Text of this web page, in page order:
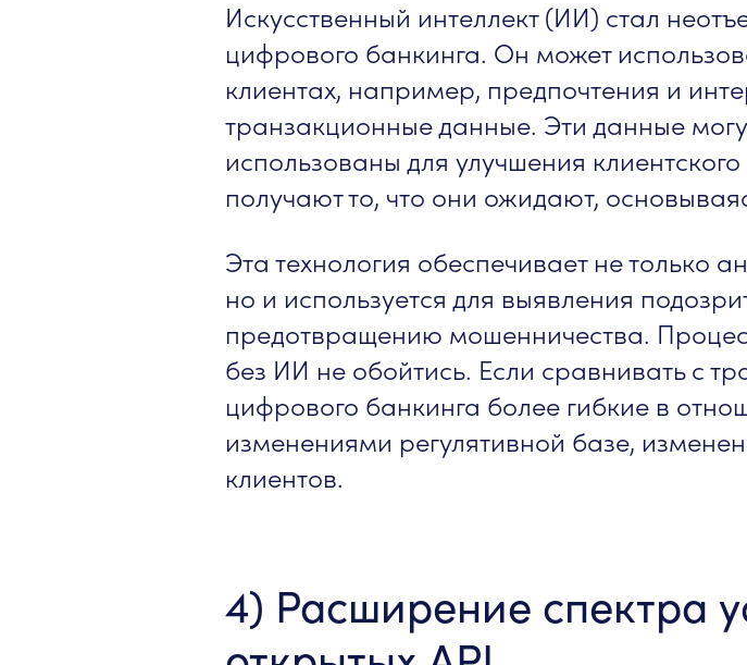
Искусственный интеллект (ИИ) стал
цифрового банкинга. Он может
клиентах, например, предпочтения и
транзакционные данные. Эти данные
использованы для улучшения
получают то, что они ожидают,
Эта технология обеспечивает не только
но и используется для выявления
предотвращению мошенничества.
без ИИ не обойтись. Если сравнивать с
цифрового банкинга более гибкие в
изменениями регулятивной базе,
клиентов.
4) Расширение спектра